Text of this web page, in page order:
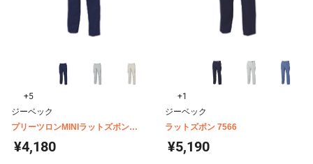
+5
ジーベック
プリーツロンMINIラットズボン
1296
¥4,180
+1
ジーベック
ラットズボン 7566
¥5,190